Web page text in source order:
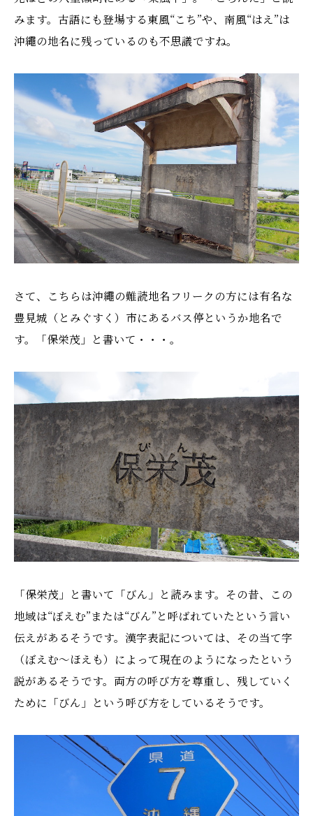
みます。古語にも登場する東風“こち”や、南風“はえ”は
沖繩の地名に残っているのも不思議ですね。
さて、こちらは沖繩の難読地名フリークの方には有名な
豊見城（とみぐすく）市にあるバス停というか地名で
す。「保栄茂」と書いて・・・。
「保栄茂」と書いて「びん」と読みます。その昔、この
地域は“ぼえむ”または“びん”と呼ばれていたという言い
伝えがあるそうです。漢字表記については、その当て字
（ぼえむ〜ほえも）によって現在のようになったという
説があるそうです。両方の呼び方を尊重し、残していく
ために「びん」という呼び方をしているそうです。